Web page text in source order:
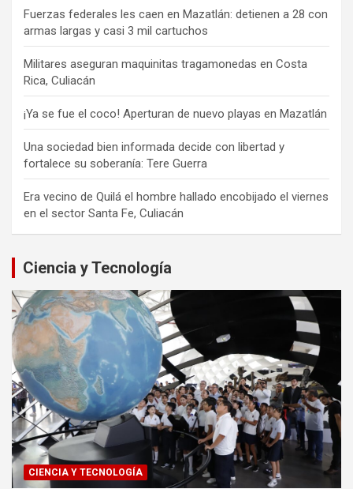
Fuerzas federales les caen en Mazatlán: detienen a 28 con
armas largas y casi 3 mil cartuchos
Militares aseguran maquinitas tragamonedas en Costa
Rica, Culiacán
¡Ya se fue el coco! Aperturan de nuevo playas en Mazatlán
Una sociedad bien informada decide con libertad y
fortalece su soberanía: Tere Guerra
Era vecino de Quilá el hombre hallado encobijado el viernes
en el sector Santa Fe, Culiacán
Ciencia y Tecnología
CIENCIA Y TECNOLOGÍA